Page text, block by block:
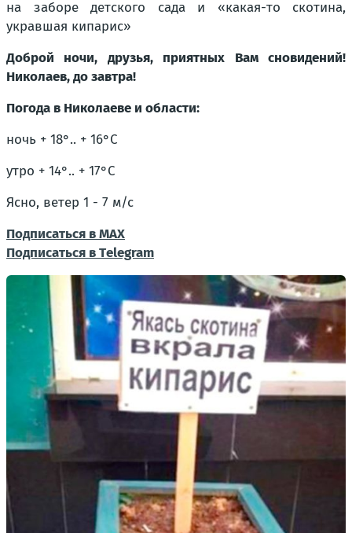
на заборе детского сада и «какая-то скотина,
укравшая кипарис»
Доброй ночи, друзья, приятных Вам сновидений!
Николаев, до завтра!
Погода в Николаеве и области:
ночь + 18°.. + 16°С
утро + 14°.. + 17°С
Ясно, ветер 1 - 7 м/с
Подписаться в МАХ
Подписаться в Тelegram